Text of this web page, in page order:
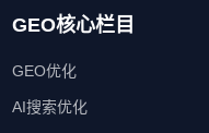
GEO核心栏目
GEO优化
AI搜索优化